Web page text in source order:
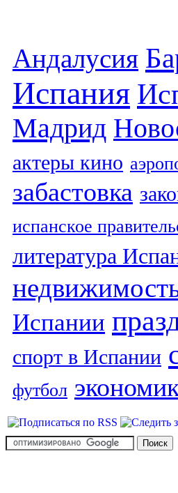
Андалусия
Испания
Мадрид
актеры кино
забастовка
испанское
литература
Испании
спорт в Испании
футбол